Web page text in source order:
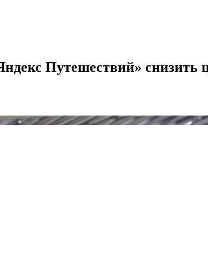
Путешествий» снизить